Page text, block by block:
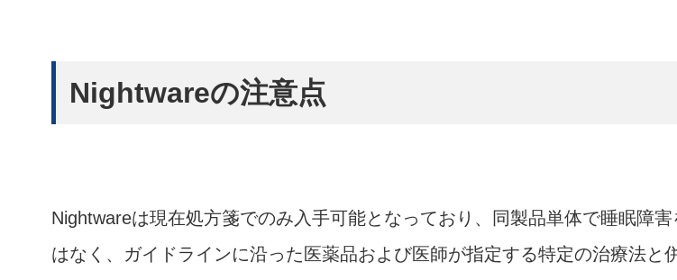
Nightwareの注意点
Nightwareは現在処方箋でのみ入手可能となっており、同製品単体で睡眠障
はなく、ガイドラインに沿った医薬品および医師が指定する特定の治療法と